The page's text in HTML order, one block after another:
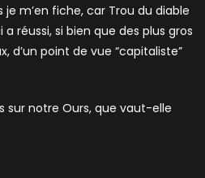
m’en fiche, car Trou du diable
réussi, si bien que des plus gros
d’un point de vue “capitaliste”
sur notre Ours, que vaut-elle